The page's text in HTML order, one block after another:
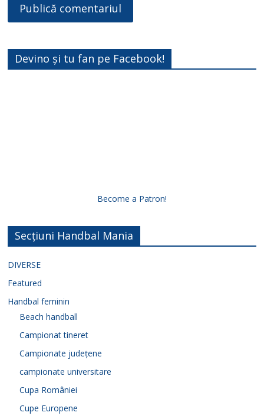
Devino și tu fan pe Facebook!
Become a Patron!
Secțiuni Handbal Mania
DIVERSE
Featured
Handbal feminin
Beach handball
Campionat tineret
Campionate județene
campionate universitare
Cupa României
Cupe Europene